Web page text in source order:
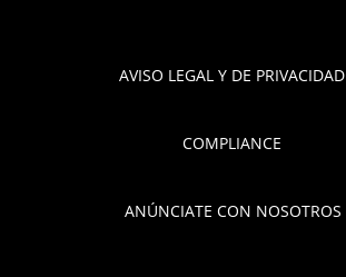
AVISO LEGAL Y DE PRIVACIDAD
COMPLIANCE
ANÚNCIATE CON NOSOTROS